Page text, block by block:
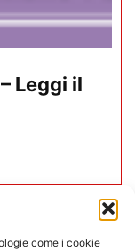
come i cookie
Leggi il